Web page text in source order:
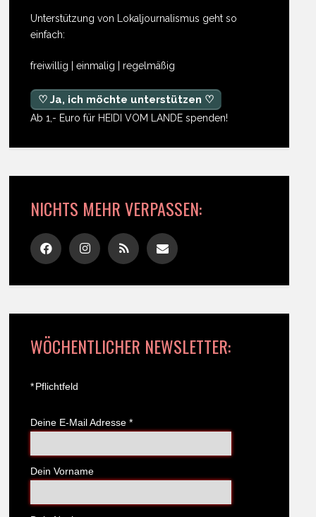
Unterstützung von Lokaljournalismus geht so
einfach:
freiwillig | einmalig | regelmäßig
♡ Ja, ich möchte unterstützen ♡
Ab 1,- Euro für HEIDI VOM LANDE spenden!
NICHTS MEHR VERPASSEN:
WÖCHENTLICHER NEWSLETTER:
*Pflichtfeld
Deine E-Mail Adresse *
Dein Vorname